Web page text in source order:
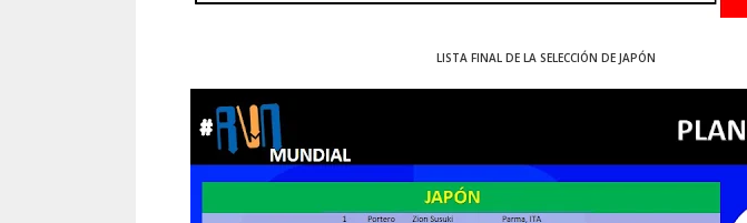
LISTA FINAL DE LA SELECCIÓN DE JAPÓN